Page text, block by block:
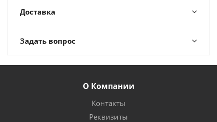
Доставка
Задать вопрос
О Компании
Контакты
Реквизиты